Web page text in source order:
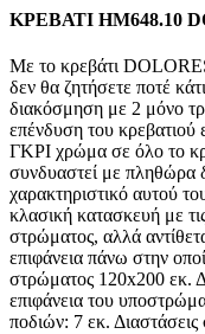
ΚΡΕΒΑΤΙ HM648.10
Με το κρεβάτι
δεν θα ζητήσετε ποτέ
διακόσμηση με 2 μόνο
επένδυση του
ΓΚΡΙ χρώμα σε όλο το
συνδυαστεί με πληθώρα
χαρακτηριστικό αυτού
κλασική κατασκευή με
στρώματος, αλλά
επιφάνεια πάνω στην
στρώματος 120x200 εκ.
επιφάνεια του
ποδιών: 7 εκ.